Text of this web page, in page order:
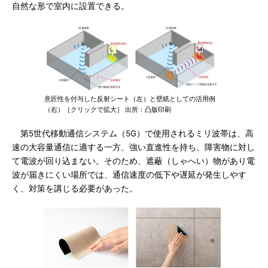
自然な形で室内に設置できる。
意匠性を付与した反射シート（左）と壁紙としての活用例
（右）［クリックで拡大］ 出所：凸版印刷
第5世代移動通信システム（5G）で使用されるミリ波帯は、高
速の大容量通信に適する一方、強い直進性を持ち、障害物に対し
て電波が回り込まない。そのため、遮蔽（しゃへい）物があり電
波が届きにくい場所では、通信速度の低下や遅延が発生しやす
く、対策を講じる必要があった。